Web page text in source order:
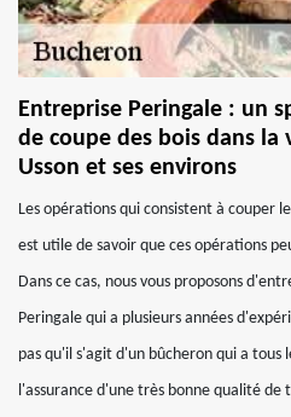
Entreprise Peringale : un
de coupe des bois dans la
Usson et ses environs
Les opérations qui consistent à couper
est utile de savoir que ces opérations
Dans ce cas, nous vous proposons
Peringale qui a plusieurs années
pas qu'il s'agit d'un bûcheron qui a tous
l'assurance d'une très bonne qualité de